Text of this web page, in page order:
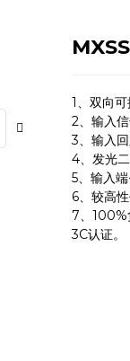
1、双向
2、输入
3、输入
4、发光
5、输入
6、较高
7、100%
3C认证。